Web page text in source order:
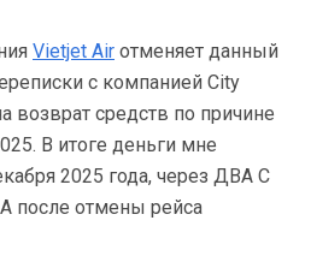
Vietjet Air отменяет данный
с компанией City
возврат средств по причине
В итоге деньги мне
2025 года, через ДВА С
отмены рейса